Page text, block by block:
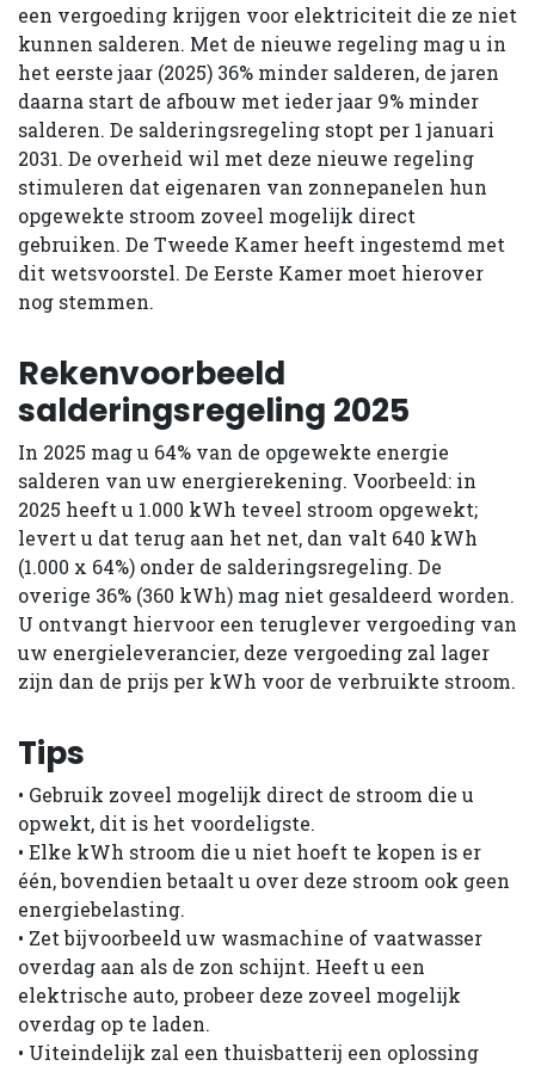
een vergoeding krijgen voor elektriciteit die ze niet
kunnen salderen. Met de nieuwe regeling mag u in
het eerste jaar (2025) 36% minder salderen, de jaren
daarna start de afbouw met ieder jaar 9% minder
salderen. De salderingsregeling stopt per 1 januari
2031. De overheid wil met deze nieuwe regeling
stimuleren dat eigenaren van zonne­panelen hun
opgewekte stroom zoveel mogelijk direct
gebruiken. De Tweede Kamer heeft ingestemd met
dit wetsvoorstel. De Eerste Kamer moet hierover
nog stemmen.
Rekenvoorbeeld
salderingsregeling 2025
In 2025 mag u 64% van de opgewekte energie
salderen van uw energierekening. Voorbeeld: in
2025 heeft u 1.000 kWh teveel stroom opgewekt;
levert u dat terug aan het net, dan valt 640 kWh
(1.000 x 64%) onder de salderingsregeling. De
overige 36% (360 kWh) mag niet gesaldeerd worden.
U ontvangt hiervoor een teruglever­ vergoeding van
uw energieleverancier, deze vergoeding zal lager
zijn dan de prijs per kWh voor de verbruikte stroom.
Tips
• Gebruik zoveel mogelijk direct de stroom die u
opwekt, dit is het voordeligste.
• Elke kWh stroom die u niet hoeft te kopen is er
één, bovendien betaalt u over deze stroom ook geen
energiebelasting.
• Zet bijvoorbeeld uw wasmachine of vaat­wasser
overdag aan als de zon schijnt. Heeft u een
elektrische auto, probeer deze zoveel mogelijk
overdag op te laden.
• Uiteindelijk zal een thuisbatterij een oplossing